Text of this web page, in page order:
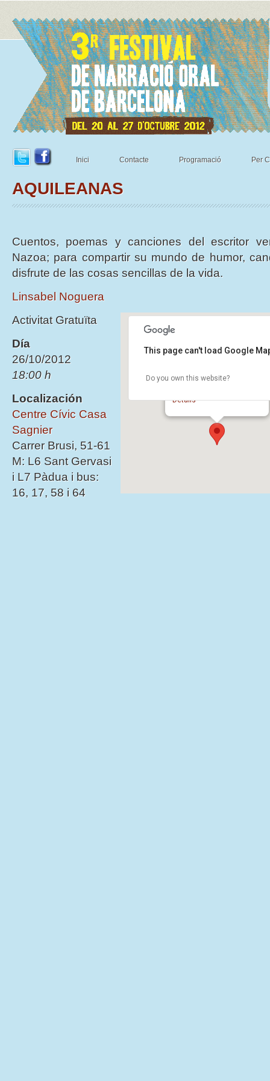
Inici Contacte Programació Per
AQUILEANAS
Cuentos, poemas y canciones del escritor
Nazoa; para compartir su mundo de humor,
disfrute de las cosas sencillas de la vida.
Linsabel Noguera
Centre Cívic Casa Sagnier
Details
This page can't load Google
Do you own this website?
Activitat Gratuïta
Día
26/10/2012
18:00 h
Localización
Centre Cívic Casa
Sagnier
Carrer Brusi, 51-61
M: L6 Sant Gervasi
i L7 Pàdua i bus:
16, 17, 58 i 64